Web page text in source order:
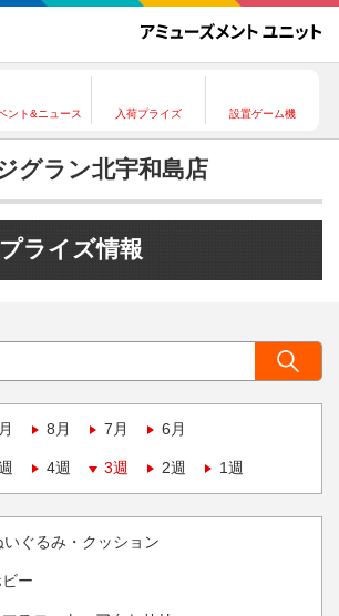
ント&ニュース 入荷プライズ 設置ゲーム機
グラン北宇和島店
ライズ情報
8月 7月 6月
4週 3週 2週 1週
いぐるみ・クッション
ー